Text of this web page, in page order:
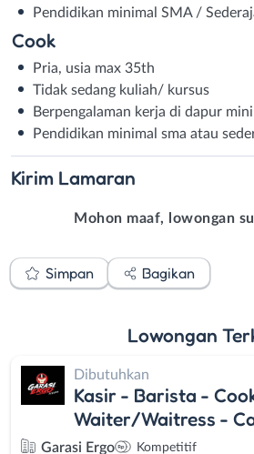
Pendidikan minimal SMA /
Cook
Pria, usia max 35th
Tidak sedang kuliah/ kursus
Berpengalaman kerja di dapur
Pendidikan minimal sma atau
Kirim Lamaran
Mohon maaf, lowongan
Simpan Bagikan
Lowongan
Dibutuhkan
Kasir - Barista -
Waiter/Waitress -
Garasi Ergo Kompetitif